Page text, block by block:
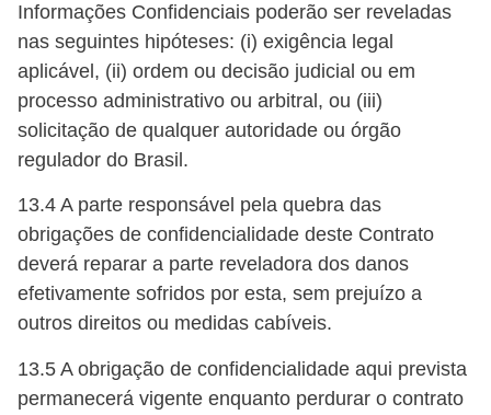
Informações Confidenciais poderão ser reveladas
nas seguintes hipóteses: (i) exigência legal
aplicável, (ii) ordem ou decisão judicial ou em
processo administrativo ou arbitral, ou (iii)
solicitação de qualquer autoridade ou órgão
regulador do Brasil.
13.4 A parte responsável pela quebra das
obrigações de confidencialidade deste Contrato
deverá reparar a parte reveladora dos danos
efetivamente sofridos por esta, sem prejuízo a
outros direitos ou medidas cabíveis.
13.5 A obrigação de confidencialidade aqui prevista
permanecerá vigente enquanto perdurar o contrato